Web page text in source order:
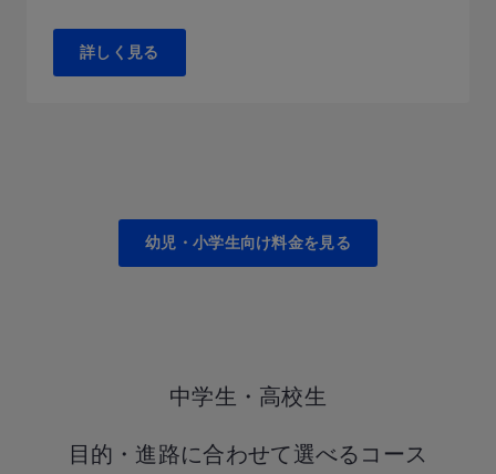
詳しく見る
幼児・小学生向け料金を見る
中学生・高校生
目的・進路に合わせて選べるコース